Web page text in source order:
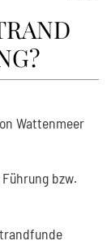
Wattenmeer
bzw.